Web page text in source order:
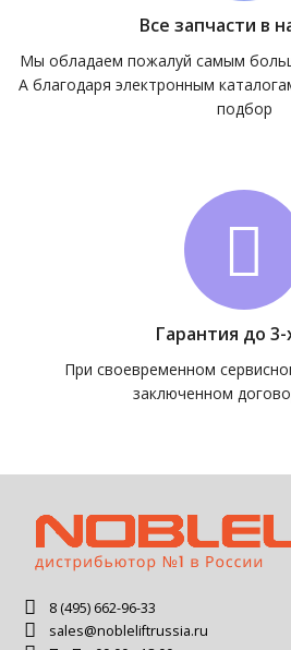
Все запчасти в
Мы обладаем пожалуй самым
А благодаря электронным
подбор
Гарантия до
При своевременном
заключенном
8 (495) 662-96-33
sales@nobleliftrussia.ru